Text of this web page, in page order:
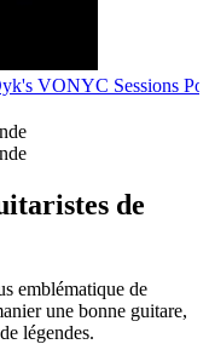
VONYC Sessions
de
emblématique de
une bonne guitare,
légendes.